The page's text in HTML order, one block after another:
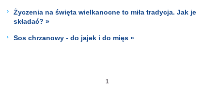
Życzenia na święta wielkanocne to miła tradycja. Jak je
składać? »
Sos chrzanowy - do jajek i do mięs »
1